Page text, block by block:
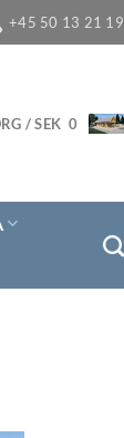
+45 50 13 21 19
/SEK 0